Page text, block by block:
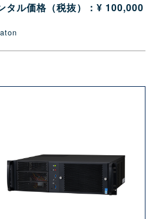
タル価格（税抜）：¥ 100,000